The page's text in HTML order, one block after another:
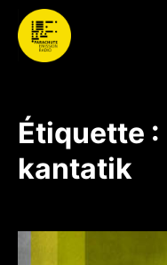
Étiquette :
kantatik